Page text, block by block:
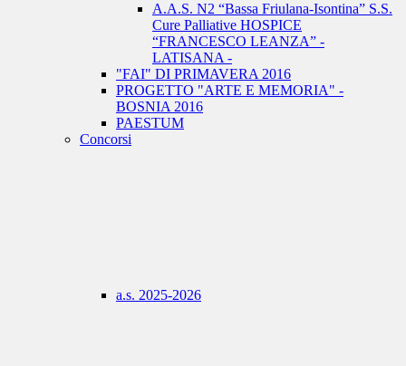
A.A.S. N2 “Bassa Friulana-Isontina” S.S.
Cure Palliative HOSPICE
“FRANCESCO LEANZA” -
LATISANA -
"FAI" DI PRIMAVERA 2016
PROGETTO "ARTE E MEMORIA" -
BOSNIA 2016
PAESTUM
Concorsi
a.s. 2025-2026